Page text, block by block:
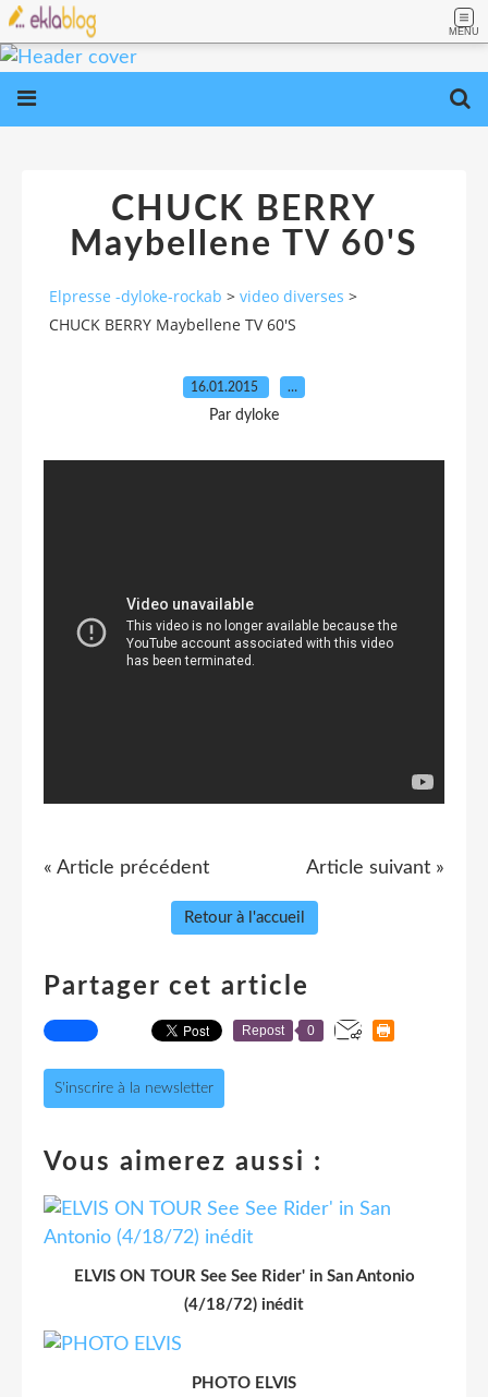
MENU
CHUCK BERRY
Maybellene TV 60'S
Elpresse -dyloke-rockab > video diverses >
CHUCK BERRY Maybellene TV 60'S
16.01.2015 …
Par dyloke
« Article précédent Article suivant »
Retour à l'accueil
Partager cet article
Repost 0
S'inscrire à la newsletter
Vous aimerez aussi :
ELVIS ON TOUR See See Rider' in San Antonio
(4/18/72) inédit
PHOTO ELVIS